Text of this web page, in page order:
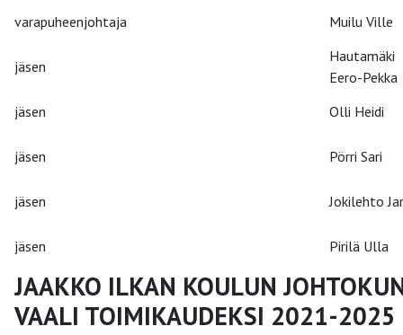
varapuheenjohtaja
Muilu Ville
jäsen
Hautamäki
Eero-Pekka
jäsen
Olli Heidi
jäsen Pörri Sari
jäsen Jokilehto
jäsen Pirilä Ulla
JAAKKO ILKAN KOULUN
VAALI TOIMIKAUDEKSI 2021-2025